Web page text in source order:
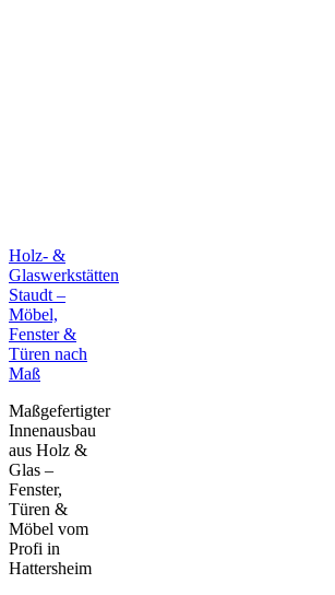
Holz- &
Glaswerkstätten
Staudt –
Möbel,
Fenster &
Türen nach
Maß
Maßgefertigter
Innenausbau
aus Holz &
Glas –
Fenster,
Türen &
Möbel vom
Profi in
Hattersheim